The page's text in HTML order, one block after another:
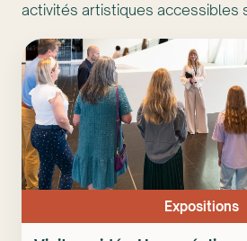
activités artistiques accessibles
Expositions